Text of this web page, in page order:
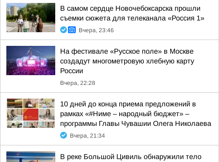
В самом сердце Новочебоксарска прошли
съемки сюжета для телеканала «Россия 1»
Вчера, 23:46
На фестивале «Русское поле» в Москве
создадут многометровую хлебную карту
России
Вчера, 22:28
10 дней до конца приема предложений в
рамках «#Ниме – народный бюджет» –
программы Главы Чувашии Олега Николаева
Вчера, 21:34
В реке Большой Цивиль обнаружили тело